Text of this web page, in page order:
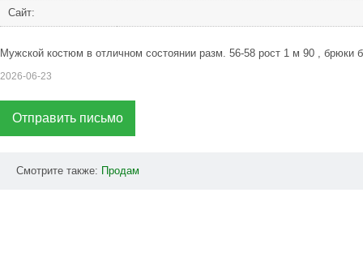
Сайт:
Мужской костюм в отличном состоянии разм. 56-58 рост 1 м 90 , брюки
2026-06-23
Отправить письмо
Смотрите также: Продам